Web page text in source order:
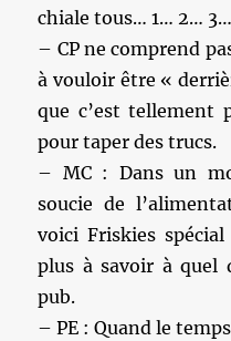
chiale tous… 1… 2… 3…
– CP ne comprend
à vouloir être «
que c’est tellement
pour taper des trucs.
– MC : Dans un
soucie de
voici Friskies
plus à savoir à quel
pub.
– PE : Quand le